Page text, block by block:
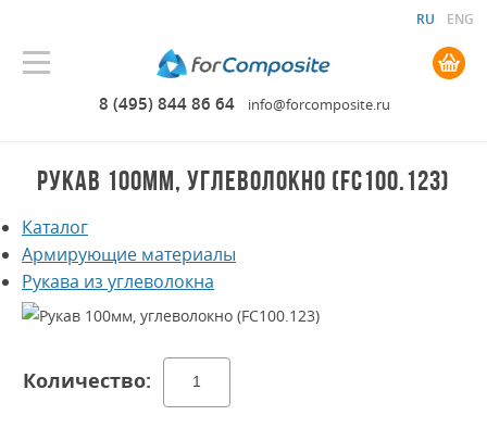
8 (495) 844 86 64 info@forcomposite.ru
RU ENG
0.00 руб. руб.
РУКАВ 100ММ, УГЛЕВОЛОКНО (FC100.123)
Каталог
Армирующие материалы
Рукава из углеволокна